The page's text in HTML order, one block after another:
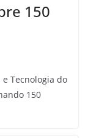
150
Tecnologia do
150